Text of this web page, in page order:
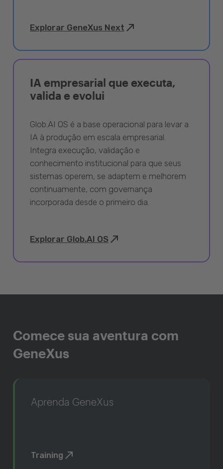
Explorar GeneXus Next
IA empresarial que executa,
valida e evolui
Glob.AI OS é a base operacional para levar a
IA à produção em escala empresarial.
Integra execução, validação e
conhecimento institucional para que seus
sistemas operem, se adaptem e melhorem
continuamente, com governança
incorporada desde o primeiro dia.
Explorar Glob.AI OS
Comece sua aventura com
GeneXus
Aprenda GeneXus
Training